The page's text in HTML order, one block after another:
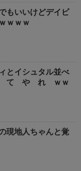
もいいけどデイビ
ｗｗｗ
とイシュタル並べ
て や れ ｗｗ
現地人ちゃんと覚